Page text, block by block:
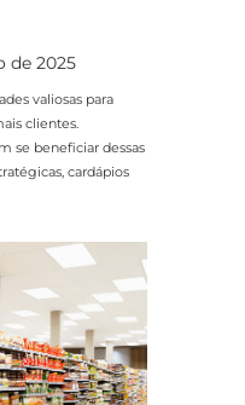
de 2025
valiosas para
clientes.
se beneficiar dessas
cardápios